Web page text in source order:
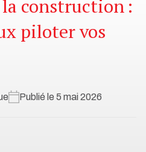
construction :
piloter vos
Publié le 5 mai 2026